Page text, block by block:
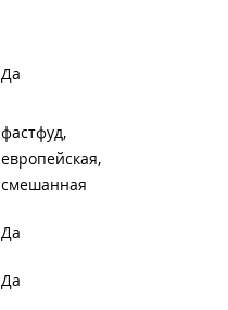
Да
фастфуд
европейская
смешанная
Да
Да